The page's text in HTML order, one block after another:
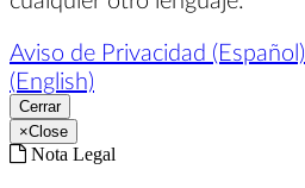
Aviso de Privacidad (Español)
(English)
Cerrar
×Close
Nota Legal